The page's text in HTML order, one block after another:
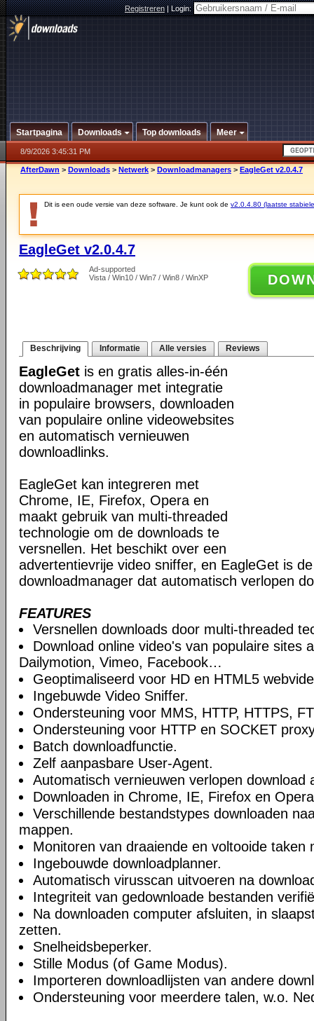
Registreren|Login:
Startpagina Downloads Top downloads Meer
8/9/2026 3:45:31 PM
AfterDawn > Downloads > Netwerk > Downloadmanagers > EagleGet v2.0.4.7
Dit is een oude versie van deze software. Je kunt ook de v2.0.4.80 (laatste
EagleGet v2.0.4.7
Ad-supported
Vista / Win10 / Win7 / Win8 / WinXP
Beschrijving Informatie Alle versies Reviews
EagleGet is en gratis alles-in-één
downloadmanager met integratie
in populaire browsers, downloaden
van populaire online videowebsites
en automatisch vernieuwen
downloadlinks.
EagleGet kan integreren met
Chrome, IE, Firefox, Opera en
maakt gebruik van multi-threaded
technologie om de downloads te
versnellen. Het beschikt over een
advertentievrije video sniffer, en EagleGet is
downloadmanager dat automatisch verlopen
FEATURES
Versnellen downloads door multi-threaded
Download online video's van populaire sites
Dailymotion, Vimeo, Facebook…
Geoptimaliseerd voor HD en HTML5
Ingebuwde Video Sniffer.
Ondersteuning voor MMS, HTTP, HTTPS,
Ondersteuning voor HTTP en SOCKET
Batch downloadfunctie.
Zelf aanpasbare User-Agent.
Automatisch vernieuwen verlopen download
Downloaden in Chrome, IE, Firefox en
Verschillende bestandstypes downloaden
mappen.
Monitoren van draaiende en voltooide taken
Ingebouwde downloadplanner.
Automatisch virusscan uitvoeren na
Integriteit van gedownloade bestanden
Na downloaden computer afsluiten, in
zetten.
Snelheidsbeperker.
Stille Modus (of Game Modus).
Importeren downloadlijsten van andere
Ondersteuning voor meerdere talen, w.o.